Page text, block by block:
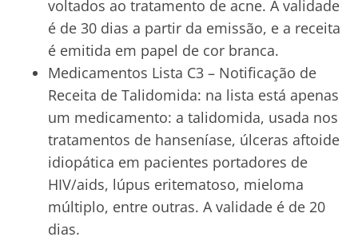
voltados ao tratamento de acne. A validade
é de 30 dias a partir da emissão, e a receita
é emitida em papel de cor branca.
Medicamentos Lista C3 – Notificação de
Receita de Talidomida: na lista está apenas
um medicamento: a talidomida, usada nos
tratamentos de hanseníase, úlceras aftoide
idiopática em pacientes portadores de
HIV/aids, lúpus eritematoso, mieloma
múltiplo, entre outras. A validade é de 20
dias.